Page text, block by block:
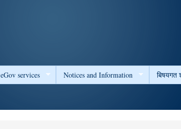
eGov services Notices and Information बिषयगत